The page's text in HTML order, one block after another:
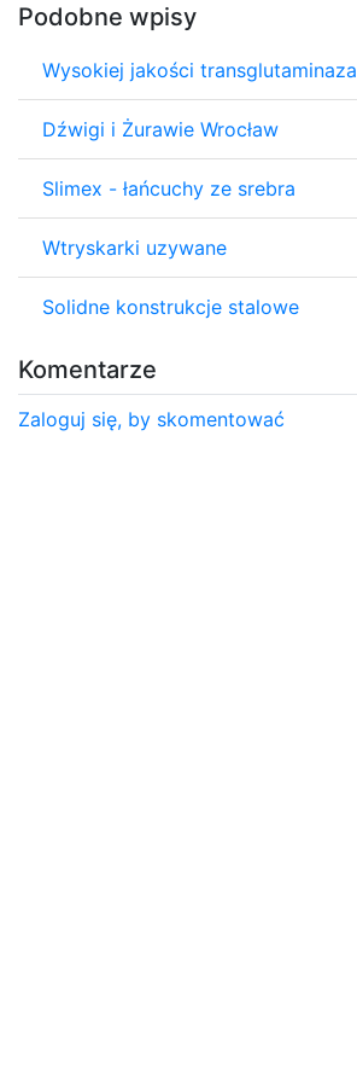
Podobne wpisy
Wysokiej jakości transglutaminaza
Dźwigi i Żurawie Wrocław
Slimex - łańcuchy ze srebra
Wtryskarki uzywane
Solidne konstrukcje stalowe
Komentarze
Zaloguj się, by skomentować